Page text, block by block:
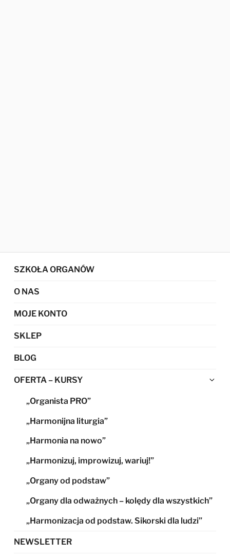
SZKOŁA ORGANÓW
O NAS
MOJE KONTO
SKLEP
BLOG
OFERTA – KURSY
„Organista PRO”
„Harmonijna liturgia”
„Harmonia na nowo”
„Harmonizuj, improwizuj, wariuj!”
„Organy od podstaw”
„Organy dla odważnych – kolędy dla wszystkich”
„Harmonizacja od podstaw. Sikorski dla ludzi”
NEWSLETTER